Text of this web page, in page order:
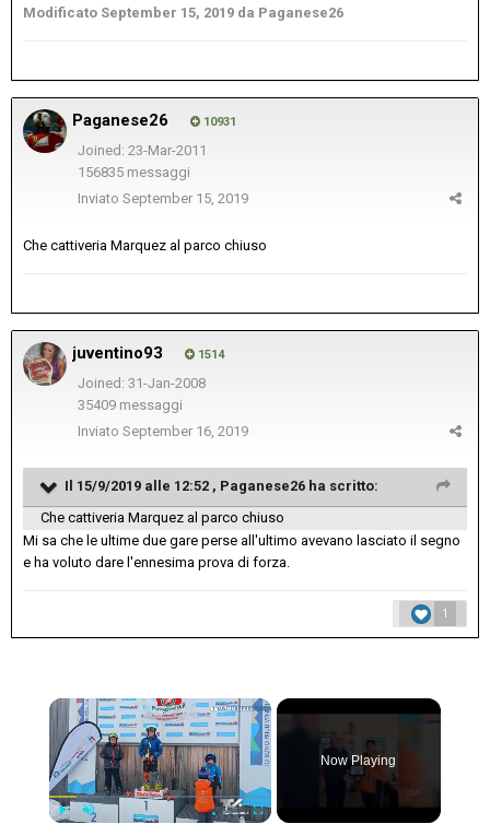
Modificato September 15, 2019 da Paganese26
Paganese26 10931
Joined: 23-Mar-2011
156835 messaggi
Inviato September 15, 2019
Che cattiveria Marquez al parco chiuso
juventino93 1514
Joined: 31-Jan-2008
35409 messaggi
Inviato September 16, 2019
Il 15/9/2019 alle 12:52 , Paganese26 ha scritto:
Che cattiveria Marquez al parco chiuso
Mi sa che le ultime due gare perse all'ultimo avevano lasciato il segno
e ha voluto dare l'ennesima prova di forza.
1
×
Now Playing